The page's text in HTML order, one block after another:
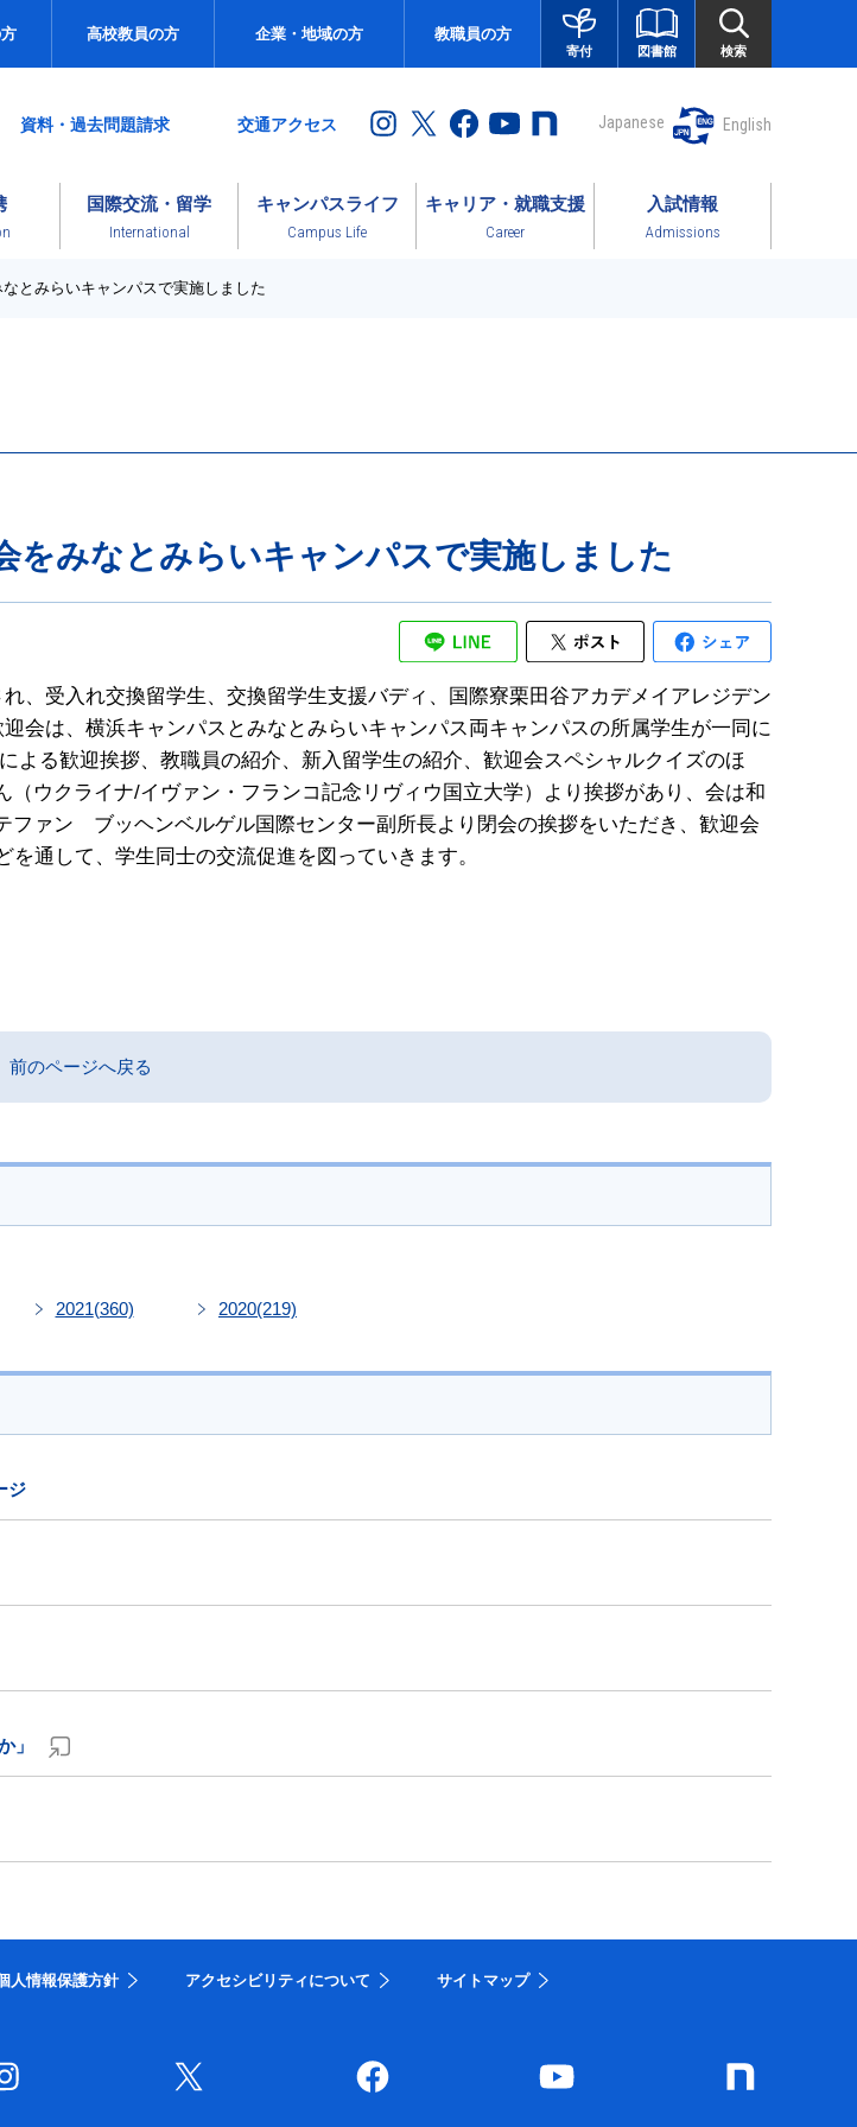
高校教員の方 企業・地域の方 教職員の方
寄付 図書館 検索
資料・過去問題請求 交通アクセス Japanese English
国際交流・留学
International
キャンパスライフ
Campus Life
キャリア・就職支援
Career
入試情報
Admissions
とみらいキャンパスで実施しました
をみなとみらいキャンパスで実施しました
、受入れ交換留学生、交換留学生支援バディ、国際寮栗田谷アカデメイアレジデン
会は、横浜キャンパスとみなとみらいキャンパス両キャンパスの所属学生が一同に
る歓迎挨拶、教職員の紹介、新入留学生の紹介、歓迎会スペシャルクイズのほ
ウクライナ/イヴァン・フランコ記念リヴィウ国立大学）より挨拶があり、会は和
ァン ブッヘンベルゲル国際センター副所長より閉会の挨拶をいただき、歓迎会
通して、学生同士の交流促進を図っていきます。
前のページへ戻る
2021(360) 2020(219)
ジ
」
人情報保護方針 アクセシビリティについて
サイトマップ